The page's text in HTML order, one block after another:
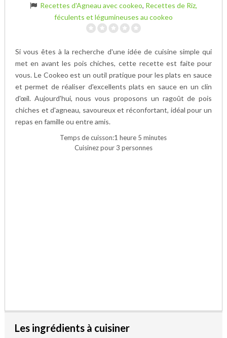
Recettes d'Agneau avec cookeo, Recettes de Riz,
féculents et légumineuses au cookeo
Si vous êtes à la recherche d'une idée de cuisine simple qui
met en avant les pois chiches, cette recette est faite pour
vous. Le Cookeo est un outil pratique pour les plats en sauce
et permet de réaliser d'excellents plats en sauce en un clin
d'œil. Aujourd'hui, nous vous proposons un ragoût de pois
chiches et d'agneau, savoureux et réconfortant, idéal pour un
repas en famille ou entre amis.
Temps de cuisson:1 heure 5 minutes
Cuisinez pour 3 personnes
Les ingrédients à cuisiner